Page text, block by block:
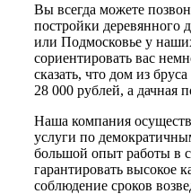
Вы всегда можете
постройки деревянного
или Подмосковье у
сориентировать вас
сказать, что дом из
28 000 рублей, а дачная
Наша компания
услуги по
большой опыт работы в
гарантировать высокое
соблюдение сроков